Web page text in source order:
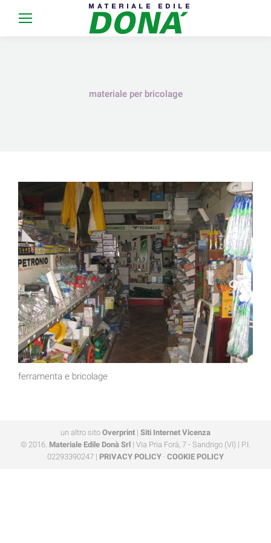
materiale per bricolage
ferramenta e bricolage
un altro sito Overprint | Siti Internet Vicenza
© 2016. Materiale Edile Donà Srl | Via Pria Forà, 7 - Sandrigo (VI) | P.I.
02293390247 | PRIVACY POLICY · COOKIE POLICY